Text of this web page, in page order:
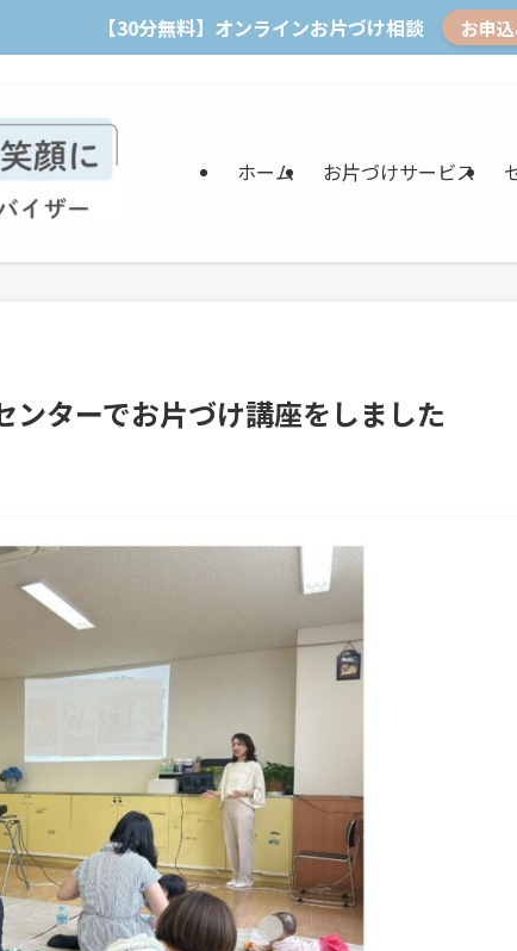
【30分無料】オンラインお片づけ相談 お申
ホーム お片づけサービス
ンターでお片づけ講座をしました